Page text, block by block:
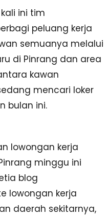
ini tim
peluang kerja
semuanya melalui
di Pinrang dan area
kawan
mencari loker
bulan ini.
lowongan kerja
minggu ini
blog
lowongan kerja
daerah sekitarnya,